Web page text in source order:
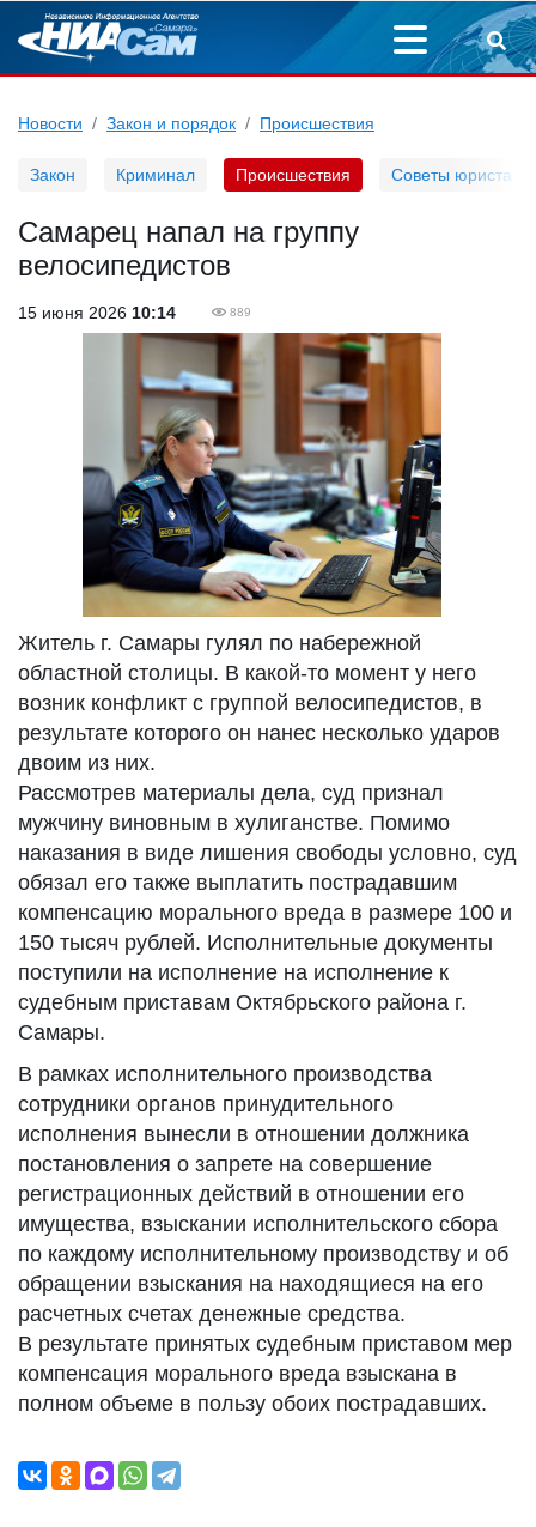
Новости Закон и порядок Происшествия
Закон Криминал Происшествия Советы юриста
Самарец напал на группу
велосипедистов
15 июня 2026 10:14 889
Житель г. Самары гулял по набережной
областной столицы. В какой-то момент у него
возник конфликт с группой велосипедистов, в
результате которого он нанес несколько ударов
двоим из них.
Рассмотрев материалы дела, суд признал
мужчину виновным в хулиганстве. Помимо
наказания в виде лишения свободы условно, суд
обязал его также выплатить пострадавшим
компенсацию морального вреда в размере 100 и
150 тысяч рублей. Исполнительные документы
поступили на исполнение на исполнение к
судебным приставам Октябрьского района г.
Самары.
В рамках исполнительного производства
сотрудники органов принудительного
исполнения вынесли в отношении должника
постановления о запрете на совершение
регистрационных действий в отношении его
имущества, взыскании исполнительского сбора
по каждому исполнительному производству и об
обращении взыскания на находящиеся на его
расчетных счетах денежные средства.
В результате принятых судебным приставом мер
компенсация морального вреда взыскана в
полном объеме в пользу обоих пострадавших.